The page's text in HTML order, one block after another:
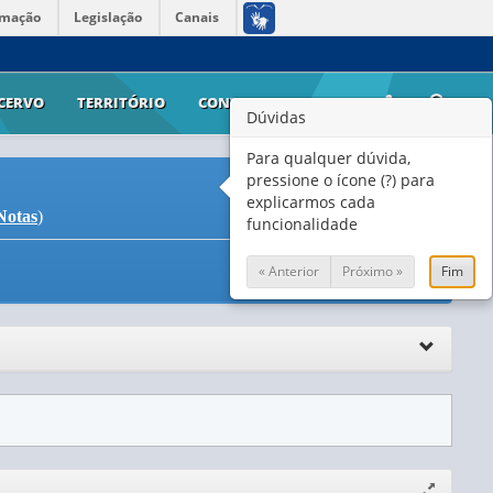
Legislação Canais
TERRITÓRIO CONTATO AJUDA
)
Dúvidas
Para qualquer dúvida,
pressione o ícone (?) para
explicarmos cada
funcionalidade
« Anterior Próximo » Fim